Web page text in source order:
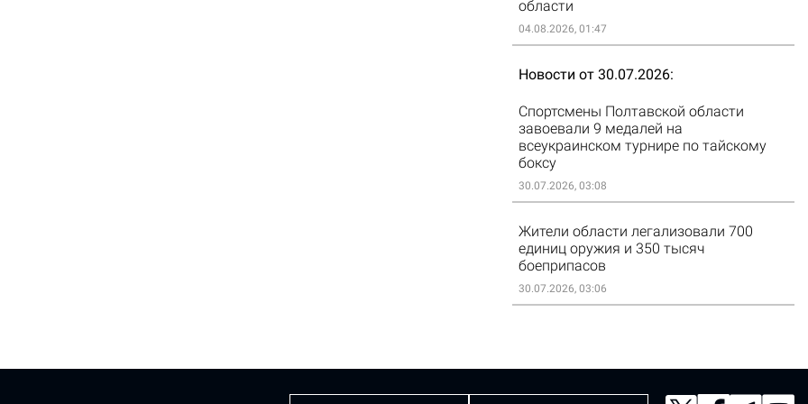
области
04.08.2026, 01:47
Новости от 30.07.2026
Спортсмены Полтавской области
завоевали 9 медалей на
всеукраинском турнире по тайскому
боксу
30.07.2026, 03:08
Жители области легализовали 700
единиц оружия и 350 тысяч
боеприпасов
30.07.2026, 03:06